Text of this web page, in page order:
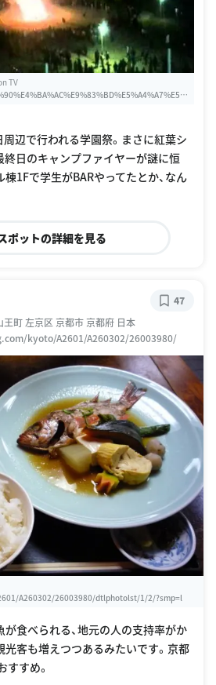
TV
辺で行われる学園祭。まさに紅葉シ
終日のキャンプファイヤーが謎に恒
1Fで学生がBARやってたとか、なん
ポットの詳細を見る
王町 左京区 京都市 京都府 日本
kyoto/A2601/A260302/26003980/
47
A260302/26003980/dtlphotolst/1/2/?smp=l
が食べられる、地元の人の支持率がか
光客も増えつつあるみたいです。京都
すめ。